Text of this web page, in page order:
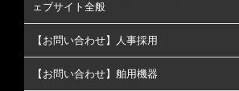
ェブサイト全般
【お問い合わせ】人事採用
【お問い合わせ】舶用機器